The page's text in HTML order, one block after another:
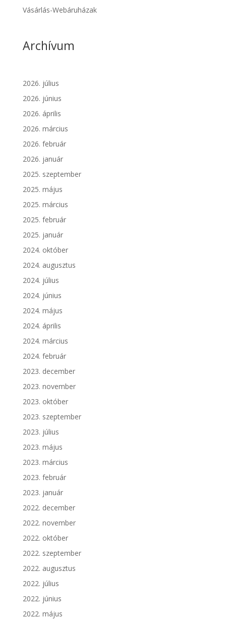
Vásárlás-Webáruházak
Archívum
2026. július
2026. június
2026. április
2026. március
2026. február
2026. január
2025. szeptember
2025. május
2025. március
2025. február
2025. január
2024. október
2024. augusztus
2024. július
2024. június
2024. május
2024. április
2024. március
2024. február
2023. december
2023. november
2023. október
2023. szeptember
2023. július
2023. május
2023. március
2023. február
2023. január
2022. december
2022. november
2022. október
2022. szeptember
2022. augusztus
2022. július
2022. június
2022. május